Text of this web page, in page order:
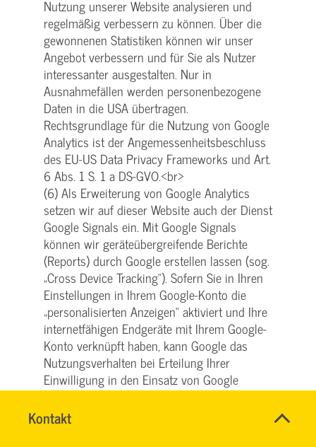
Kontakt
HASSNAE
Name*
Nutzung unserer Website analysieren und
regelmäßig verbessern zu können. Über die
gewonnenen Statistiken können wir unser
Angebot verbessern und für Sie als Nutzer
interessanter ausgestalten. Nur in
Ausnahmefällen werden personenbezogene
Daten in die USA übertragen.
Rechtsgrundlage für die Nutzung von Google
Analytics ist der Angemessenheitsbeschluss
des EU-US Data Privacy Frameworks und Art.
6 Abs. 1 S. 1 a DS-GVO.<br>
(6) Als Erweiterung von Google Analytics
setzen wir auf dieser Website auch der Dienst
Google Signals ein. Mit Google Signals
können wir geräteübergreifende Berichte
(Reports) durch Google erstellen lassen (sog.
„Cross Device Tracking“). Sofern Sie in Ihren
Einstellungen in Ihrem Google-Konto die
„personalisierten Anzeigen“ aktiviert und Ihre
internetfähigen Endgeräte mit Ihrem Google-
Konto verknüpft haben, kann Google das
Nutzungsverhalten bei Erteilung Ihrer
Einwilligung in den Einsatz von Google
Analytics 4 gemäß Art. 6 Abs. 1 lit. a DSGVO
geräteübergreifend analysieren und hierauf
basierende Datenbankmodelle erstellen.